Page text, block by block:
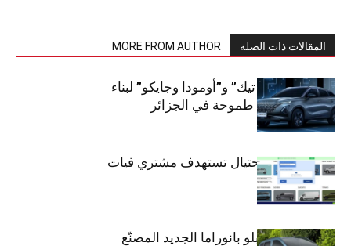
المقالات ذات الصلة MORE FROM AUTHOR
شراكة “كارس تيك” و”أومودا وجايكو” لبناء
صناعة سيارات طموحة في الجزائر
تحذير: عملية احتيال تستهدف مشتري فيات
دوبلو بانوراما
فيات تطلق دوبلو بانوراما الجديد المصنّع